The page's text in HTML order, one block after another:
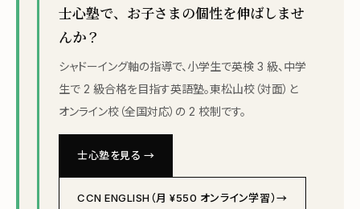
士心塾で、お子さまの個性を伸ばしませ
んか？
シャドーイング軸の指導で、小学生で英検 3 級、中学
生で 2 級合格を目指す英語塾。東松山校（対面）と
オンライン校（全国対応）の 2 校制です。
士心塾を見る →
CCN ENGLISH（月 ¥550 オンライン学習）→